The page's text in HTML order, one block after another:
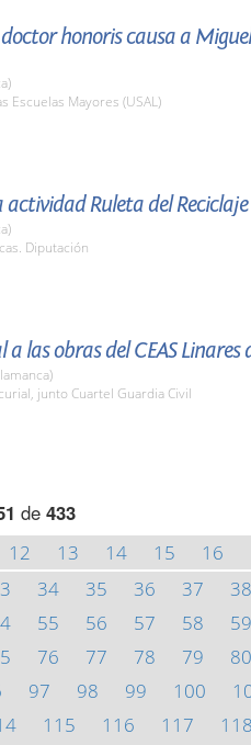
honoris causa a
Escuelas Mayores (USAL)
actividad Ruleta del
Diputación
las obras del CEAS Linares
junto Cuartel Guardia Civil
de 433
12 13 14 15 16
34 35 36 37 38
55 56 57 58 59
76 77 78 79 80
97 98 99 100
115 116 117 118